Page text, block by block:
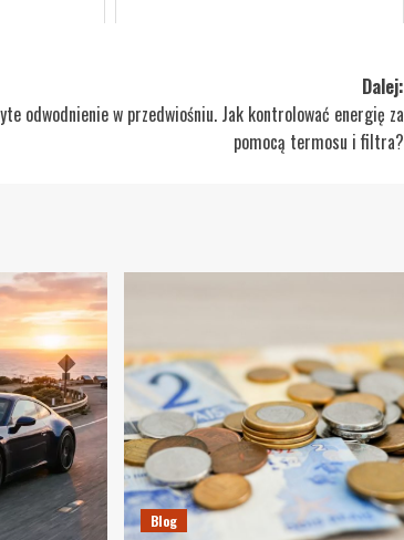
Dalej:
odwodnienie w przedwiośniu. Jak kontrolować energię za
pomocą termosu i filtra?
Blog